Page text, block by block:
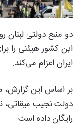
دو منبع دولتی لبنان
این کشور هیئتی را
ایران اعزام می‌کند.
بر اساس این گزارش،
دولت نجیب میقاتی،
رایگان داده است.